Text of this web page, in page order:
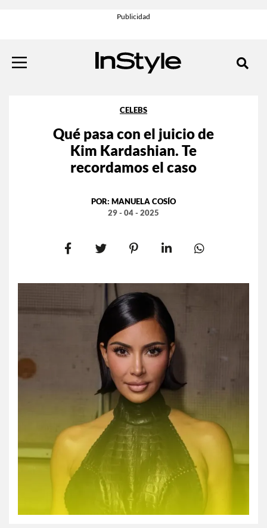
CELEBS
Qué pasa con el juicio de
Kim Kardashian. Te
recordamos el caso
POR: MANUELA COSÍO
29 - 04 - 2025